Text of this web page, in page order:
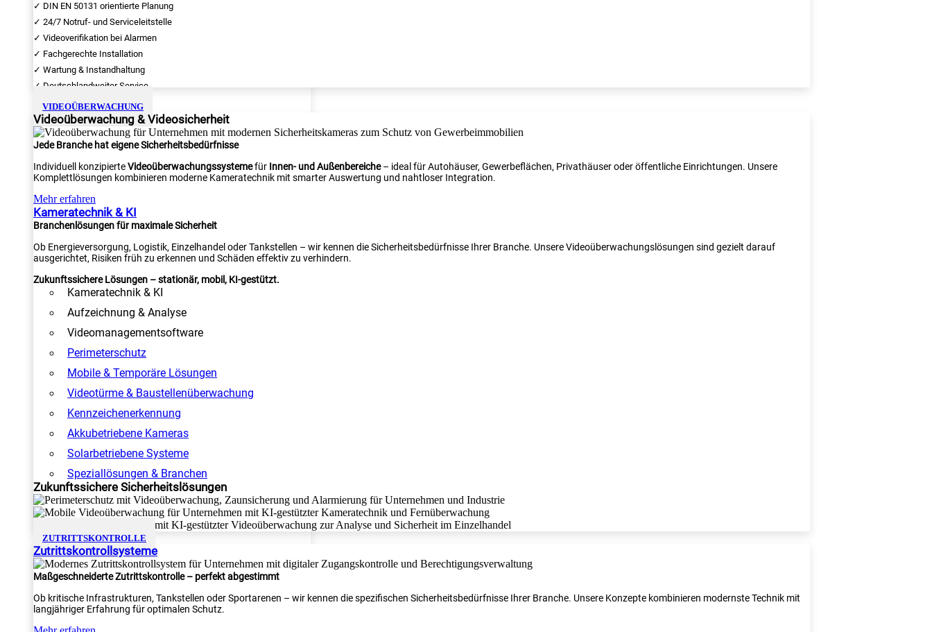
✓ DIN EN 50131 orientierte Planung
✓ 24/7 Notruf- und Serviceleitstelle
✓ Videoverifikation bei Alarmen
✓ Fachgerechte Installation
✓ Wartung & Instandhaltung
✓ Deutschlandweiter Service
VIDEOÜBERWACHUNG
Videoüberwachung & Videosicherheit
Jede Branche hat eigene Sicherheitsbedürfnisse
Individuell konzipierteVideoüberwachungssystemefür Innen- und Außenbereiche– ideal für Autohäuser, Gewerbeflächen, Privathäuser oder öffentliche Einrichtungen. Unsere
Komplettlösungen kombinieren moderne Kameratechnik mit smarter Auswertung und nahtloser Integration.
Mehr erfahren
Kameratechnik & KI
Branchenlösungen für maximale Sicherheit
Ob Energieversorgung, Logistik, Einzelhandel oder Tankstellen – wir kennen die Sicherheitsbedürfnisse Ihrer Branche. Unsere Videoüberwachungslösungen sind gezielt darauf
ausgerichtet, Risiken früh zu erkennen und Schäden effektiv zu verhindern.
Zukunftssichere Lösungen – stationär, mobil, KI-gestützt.
Kameratechnik & KI
Aufzeichnung & Analyse
Videomanagementsoftware
Perimeterschutz
Mobile & Temporäre Lösungen
Videotürme & Baustellenüberwachung
Kennzeichenerkennung
Akkubetriebene Kameras
Solarbetriebene Systeme
Speziallösungen & Branchen
Zukunftssichere Sicherheitslösungen
ZUTRITTSKONTROLLE
Zutrittskontrollsysteme
Maßgeschneiderte Zutrittskontrolle – perfekt abgestimmt
Ob kritische Infrastrukturen, Tankstellen oder Sportarenen – wir kennen die spezifischen Sicherheitsbedürfnisse Ihrer Branche. Unsere Konzepte kombinieren modernste Technik mit
langjähriger Erfahrung für optimalen Schutz.